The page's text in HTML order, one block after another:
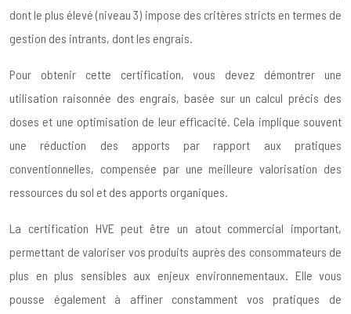
dont le plus élevé (niveau 3) impose des critères stricts en termes de
gestion des intrants, dont les engrais.
Pour obtenir cette certification, vous devez démontrer une
utilisation raisonnée des engrais, basée sur un calcul précis des
doses et une optimisation de leur efficacité. Cela implique souvent
une réduction des apports par rapport aux pratiques
conventionnelles, compensée par une meilleure valorisation des
ressources du sol et des apports organiques.
La certification HVE peut être un atout commercial important,
permettant de valoriser vos produits auprès des consommateurs de
plus en plus sensibles aux enjeux environnementaux. Elle vous
pousse également à affiner constamment vos pratiques de